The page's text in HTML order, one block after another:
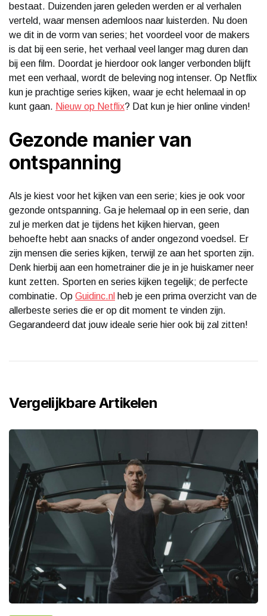
bestaat. Duizenden jaren geleden werden er al verhalen
verteld, waar mensen ademloos naar luisterden. Nu doen
we dit in de vorm van series; het voordeel voor de makers
is dat bij een serie, het verhaal veel langer mag duren dan
bij een film. Doordat je hierdoor ook langer verbonden blijft
met een verhaal, wordt de beleving nog intenser. Op Netflix
kun je prachtige series kijken, waar je echt helemaal in op
kunt gaan. Nieuw op Netflix? Dat kun je hier online vinden!
Gezonde manier van
ontspanning
Als je kiest voor het kijken van een serie; kies je ook voor
gezonde ontspanning. Ga je helemaal op in een serie, dan
zul je merken dat je tijdens het kijken hiervan, geen
behoefte hebt aan snacks of ander ongezond voedsel. Er
zijn mensen die series kijken, terwijl ze aan het sporten zijn.
Denk hierbij aan een hometrainer die je in je huiskamer neer
kunt zetten. Sporten en series kijken tegelijk; de perfecte
combinatie. Op Guidinc.nl heb je een prima overzicht van de
allerbeste series die er op dit moment te vinden zijn.
Gegarandeerd dat jouw ideale serie hier ook bij zal zitten!
Vergelijkbare Artikelen